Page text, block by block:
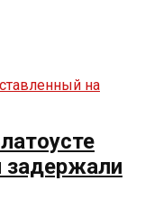
задержали